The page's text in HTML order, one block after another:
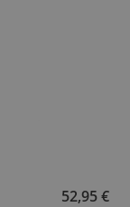
52,95 €